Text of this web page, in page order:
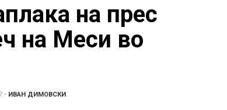
на прес
на Меси во
• ИВАН ДИМОВСКИ